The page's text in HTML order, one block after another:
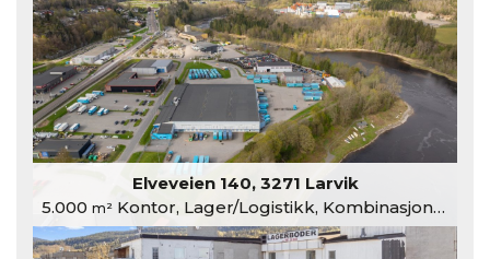
Elveveien 140, 3271 Larvik
5.000 m²Kontor, Lager/Logistikk, Kombinasjonslokaler